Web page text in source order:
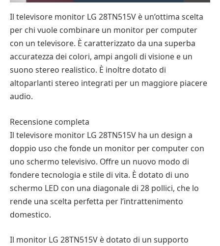
Il televisore monitor LG 28TN515V è un’ottima scelta
per chi vuole combinare un monitor per computer
con un televisore. È caratterizzato da una superba
accuratezza dei colori, ampi angoli di visione e un
suono stereo realistico. È inoltre dotato di
altoparlanti stereo integrati per un maggiore piacere
audio.
Recensione completa
Il televisore monitor LG 28TN515V ha un design a
doppio uso che fonde un monitor per computer con
uno schermo televisivo. Offre un nuovo modo di
fondere tecnologia e stile di vita. È dotato di uno
schermo LED con una diagonale di 28 pollici, che lo
rende una scelta perfetta per l’intrattenimento
domestico.
Il monitor LG 28TN515V è dotato di un supporto